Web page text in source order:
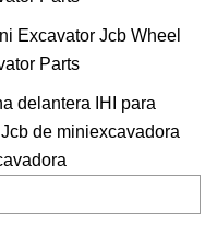
delantera IHI para
de miniexcavadora